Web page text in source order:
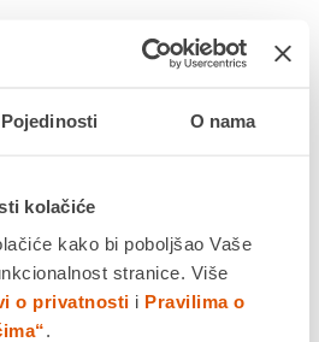
Pojedinosti O nama
kolačiće
kako bi poboljšao Vaše
stranice. Više
o privatnosti i Pravilima o
.
Internet bankarstvom, karticama
14 dana
U KOŠARICU
KUPITE ODMAH